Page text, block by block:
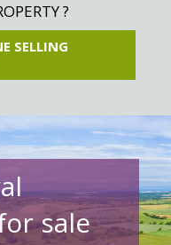
?
SELLING
sale